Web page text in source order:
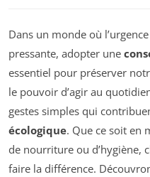
Dans un monde où
pressante, adopter une
essentiel pour préserver
le pouvoir d’agir au
gestes simples qui
écologique. Que ce soit en
de nourriture ou d’hygiène,
faire la différence.